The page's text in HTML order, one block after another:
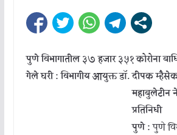
पुणे विभागातील ३७ हजार ३५१ कोरोना
गेले घरी : विभागीय आयुक्त डॉ. दीपक
महाबुलेटीन
प्रतिनिधी
पुणे :पुणे